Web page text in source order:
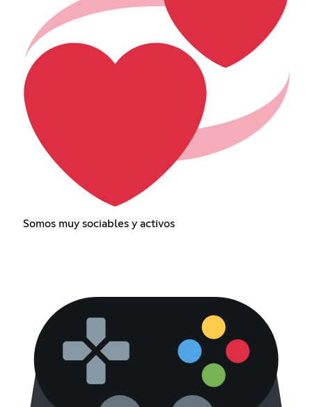
Somos muy sociables y activos